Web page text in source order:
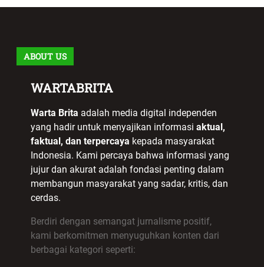
ABOUT US
WARTABRITA
Warta Brita adalah media digital independen
yang hadir untuk menyajikan informasi aktual,
faktual, dan terpercaya kepada masyarakat
Indonesia. Kami percaya bahwa informasi yang
jujur dan akurat adalah fondasi penting dalam
membangun masyarakat yang sadar, kritis, dan
cerdas.
Berdiri dengan semangat jurnalisme positif,
kami berkomitmen menyuguhkan konten dari
berbagai kategori seperti: